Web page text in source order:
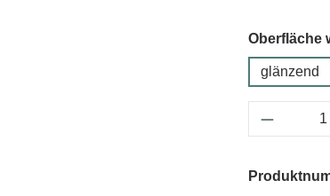
Oberfläche
glänzend